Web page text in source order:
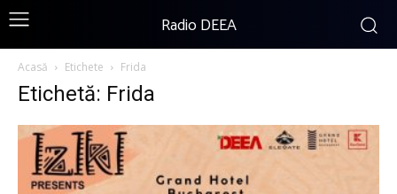
Radio DEEA
Acasă Etichete Frida
Etichetă: Frida